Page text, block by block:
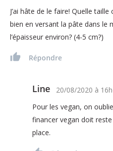
J’ai hâte de le faire! Quelle
bien en versant la pâte dans le
l’épaisseur environ? (4-5 cm?)
Répondre
Line 20/08/2020 à
Pour les vegan, on
financer vegan doit reste
place.